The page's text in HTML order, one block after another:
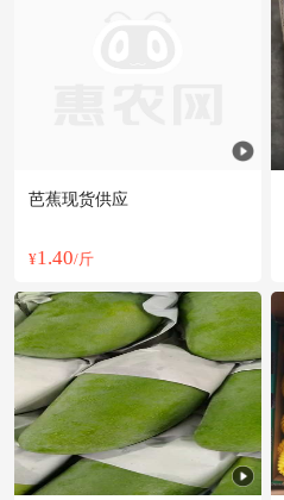
芭蕉现货供应
¥1.40/斤